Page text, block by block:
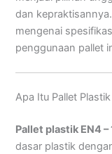
dan
mengenai
penggunaan pallet
Apa Itu Pallet
Pallet plastik EN4 –
dasar plastik